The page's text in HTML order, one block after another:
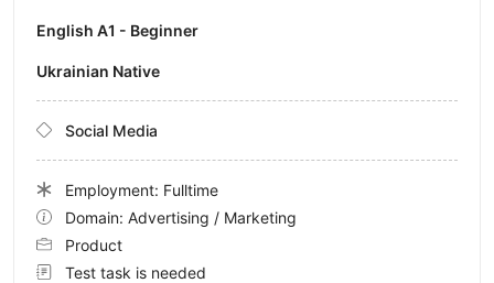
English A1 - Beginner
Ukrainian Native
Social Media
Employment: Fulltime
Domain: Advertising / Marketing
Product
Test task is needed